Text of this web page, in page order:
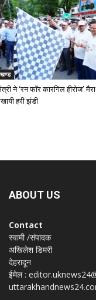
ने ‘रन फॉर कारगिल हीरोज’
हरी झंडी
ABOUT US
Contact
स्वामी /संपादक
अखिलेश डिमरी
देहरादून
ईमेल :